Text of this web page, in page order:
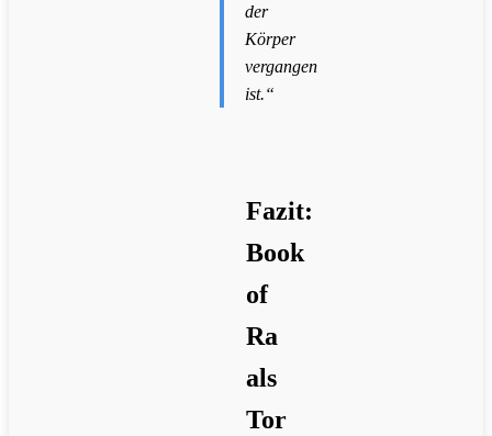
der
Körper
vergangen
ist.“
Fazit:
Book
of
Ra
als
Tor